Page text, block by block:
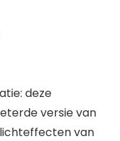
deze
versie van
van